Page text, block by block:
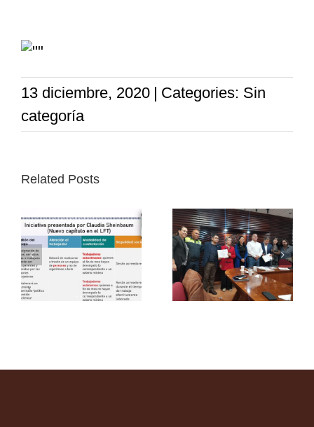
13 diciembre, 2020 | Categories: Sin
categoría
Related Posts